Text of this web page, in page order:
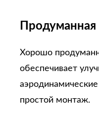
Продуманная
Хорошо
обеспечивает
простой монтаж.